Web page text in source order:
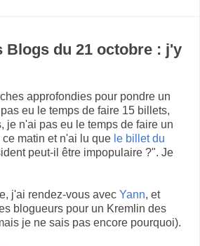
Blogs du 21 octobre : j'y
approfondies pour pondre un
eu le temps de faire 15 billets,
je n'ai pas eu le temps de faire un
matin et n'ai lu que le billet du
peut-il être impopulaire ?". Je
j'ai rendez-vous avec Yann, et
blogueurs pour un Kremlin des
je ne sais pas encore pourquoi).